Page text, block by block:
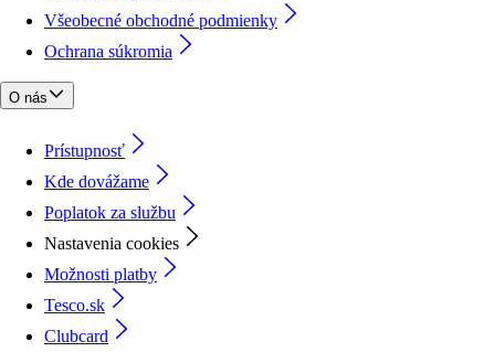
Všeobecné obchodné podmienky
Ochrana súkromia
O nás
Prístupnosť
Kde dovážame
Poplatok za službu
Nastavenia cookies
Možnosti platby
Tesco.sk
Clubcard